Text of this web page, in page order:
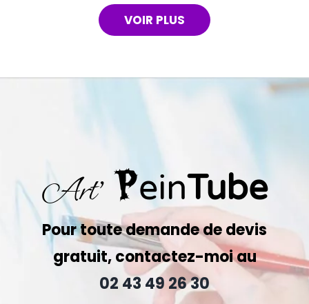
VOIR PLUS
Art' PeinTube
Pour toute demande de devis
gratuit, contactez-moi au
02 43 49 26 30